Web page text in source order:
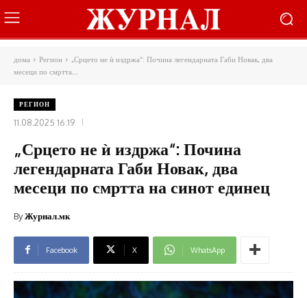
дома Регион
„Срцето не ѝ издржа“: Почина легендарната Габи Новак, два
месеци по смртта...
РЕГИОН
11.08.2025 16:19
„Срцето не ѝ издржа“: Почина
легендарната Габи Новак, два
месеци по смртта на синот единец
ByЖурнал.мк
Facebook X WhatsApp